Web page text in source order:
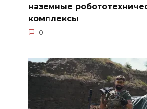
наземные
комплексы
0